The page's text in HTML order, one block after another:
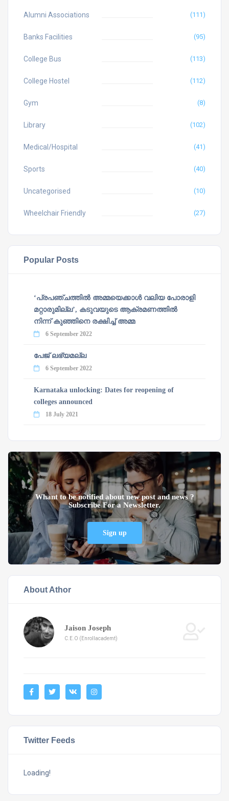
Alumni Associations (111)
Banks Facilities (95)
College Bus (113)
College Hostel (112)
Gym (8)
Library (102)
Medical/Hospital (41)
Sports (40)
Uncategorised (10)
Wheelchair Friendly (27)
Popular Posts
‘പ്രപഞ്ചത്തില്‍ അമ്മയെക്കാള്‍ വലിയ പോരാളി
മറ്റാരുമില്ല’, കടുവയുടെ ആക്രമണത്തില്‍
നിന്ന് കുഞ്ഞിനെ രക്ഷിച്ച് അമ്മ
6 September 2022
പേജ് ലഭ്യമല്ല
6 September 2022
Karnataka unlocking: Dates for reopening of
colleges announced
18 July 2021
Whant to be notified about new post and news ?
Subscribe For a Newsletter.
Sign up
About Athor
Jaison Joseph
C.E.O (Enrollacademt)
Twitter Feeds
Loading!